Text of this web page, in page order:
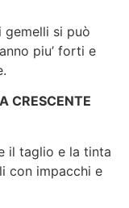
gemelli si può
piu’ forti e
CRESCENTE
il taglio e la tinta
con impacchi e